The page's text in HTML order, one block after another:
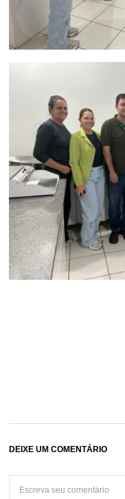
DEIXE UM COMENTÁRIO